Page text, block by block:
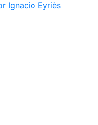
Ignacio Eyriès